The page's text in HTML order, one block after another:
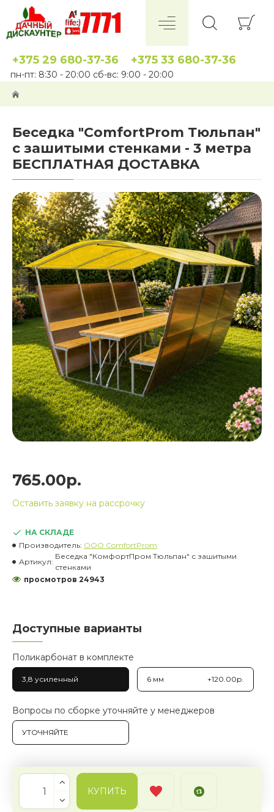
+375 29 680-37-36 +375 33 680-37-36
пн-пт: 8:30 - 20:00 сб-вс: 9:00 - 20:00
Беседка "ComfortProm Тюльпан"
с зашитыми стенками - 3 метра
БЕСПЛАТНАЯ ДОСТАВКА
НА СКЛАДЕ
Производитель: OOO ComfortProm
Артикул:
Беседка "КомфортПром Тюльпан" с зашитыми
стенками
просмотров 24943
765.00р.
Оставить заявку на рассрочку
Доступные варианты
Поликарбонат в комплекте
3,8 усиленный 6 мм +120.00р.
Вопросы по сборке уточняйте у менеджеров
УТОЧНЯЙТЕ
КУПИТЬ